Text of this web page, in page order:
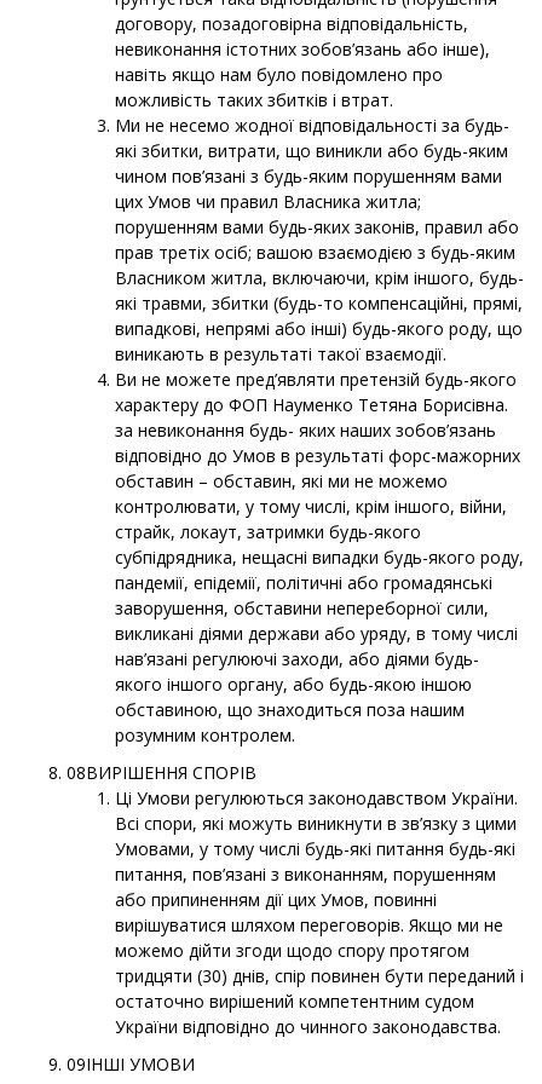
договору, позадоговірна відповідальність,
невиконання істотних зобов’язань або інше),
навіть якщо нам було повідомлено про
можливість таких збитків і втрат.
Ми не несемо жодної відповідальності за будь-
які збитки, витрати, що виникли або будь-яким
чином пов’язані з будь-яким порушенням вами
цих Умов чи правил Власника житла;
порушенням вами будь-яких законів, правил або
прав третіх осіб; вашою взаємодією з будь-яким
Власником житла, включаючи, крім іншого, будь-
які травми, збитки (будь-то компенсаційні, прямі,
випадкові, непрямі або інші) будь-якого роду, що
виникають в результаті такої взаємодії.
Ви не можете пред’являти претензій будь-якого
характеру до ФОП Науменко Тетяна Борисівна.
за невиконання будь- яких наших зобов’язань
відповідно до Умов в результаті форс-мажорних
обставин – обставин, які ми не можемо
контролювати, у тому числі, крім іншого, війни,
страйк, локаут, затримки будь-якого
субпідрядника, нещасні випадки будь-якого роду,
пандемії, епідемії, політичні або громадянські
заворушення, обставини непереборної сили,
викликані діями держави або уряду, в тому числі
нав’язані регулюючі заходи, або діями будь-
якого іншого органу, або будь-якою іншою
обставиною, що знаходиться поза нашим
розумним контролем.
08ВИРІШЕННЯ СПОРІВ
Ці Умови регулюються законодавством України.
Всі спори, які можуть виникнути в зв’язку з цими
Умовами, у тому числі будь-які питання будь-які
питання, пов’язані з виконанням, порушенням
або припиненням дії цих Умов, повинні
вирішуватися шляхом переговорів. Якщо ми не
можемо дійти згоди щодо спору протягом
тридцяти (30) днів, спір повинен бути переданий і
остаточно вирішений компетентним судом
України відповідно до чинного законодавства.
09ІНШІ УМОВИ